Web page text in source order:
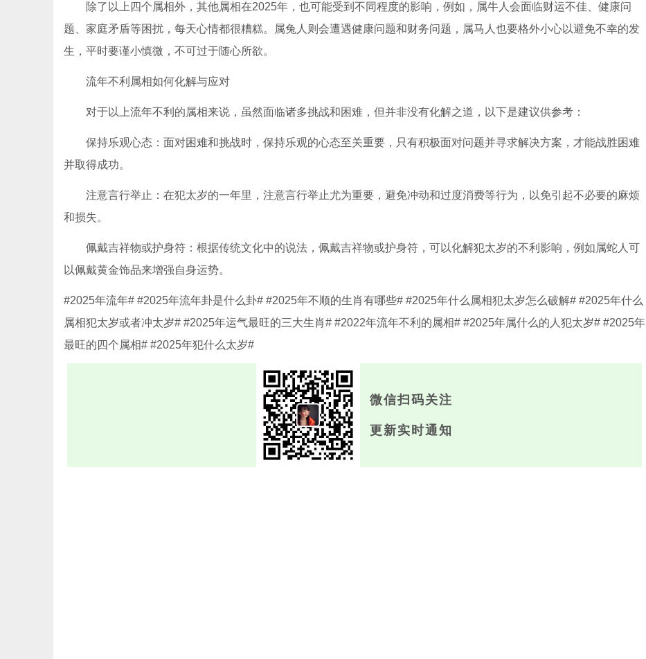
除了以上四个属相外，其他属相在2025年，也可能受到不同程度的影响，例如，属牛人会面临财运不佳、健康问
题、家庭矛盾等困扰，每天心情都很糟糕。属兔人则会遭遇健康问题和财务问题，属马人也要格外小心以避免不幸的发
生，平时要谨小慎微，不可过于随心所欲。
流年不利属相如何化解与应对
对于以上流年不利的属相来说，虽然面临诸多挑战和困难，但并非没有化解之道，以下是建议供参考：
保持乐观心态：面对困难和挑战时，保持乐观的心态至关重要，只有积极面对问题并寻求解决方案，才能战胜困难
并取得成功。
注意言行举止：在犯太岁的一年里，注意言行举止尤为重要，避免冲动和过度消费等行为，以免引起不必要的麻烦
和损失。
佩戴吉祥物或护身符：根据传统文化中的说法，佩戴吉祥物或护身符，可以化解犯太岁的不利影响，例如属蛇人可
以佩戴黄金饰品来增强自身运势。
#2025年流年# #2025年流年卦是什么卦# #2025年不顺的生肖有哪些# #2025年什么属相犯太岁怎么破解# #2025年什么
属相犯太岁或者冲太岁# #2025年运气最旺的三大生肖# #2022年流年不利的属相# #2025年属什么的人犯太岁# #2025年
最旺的四个属相# #2025年犯什么太岁#
微信扫码关注
更新实时通知